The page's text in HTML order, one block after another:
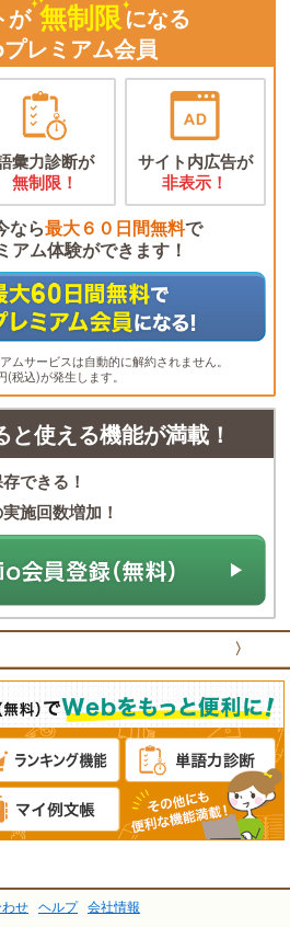
が 無制限になる
レミアム会員
彙力診断が
無制限！
サイト内広告が
非表示！
なら最大６０日間無料で
アム体験ができます！
ムサービスは自動的に解約されません。
税込)が発生します。
使える機能が満載！
できる！
施回数増加！
〉
せ ヘルプ 会社情報